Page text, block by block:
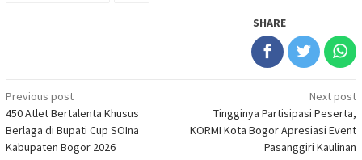
SHARE
Post
navigation
Previous post
450 Atlet Bertalenta Khusus
Berlaga di Bupati Cup SOIna
Kabupaten Bogor 2026
Next post
Tingginya Partisipasi Peserta,
KORMI Kota Bogor Apresiasi Event
Pasanggiri Kaulinan